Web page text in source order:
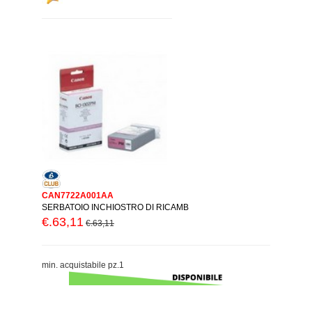
CAN7722A001AA
SERBATOIO INCHIOSTRO DI RICAMB
€.63,11 €.63,11
min. acquistabile pz.1